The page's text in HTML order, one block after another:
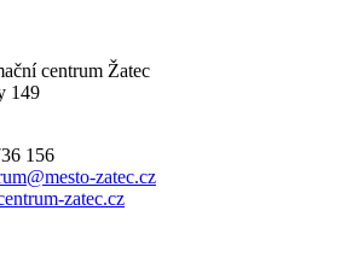
centrum Žatec
149
156
zatec.cz
zatec.cz